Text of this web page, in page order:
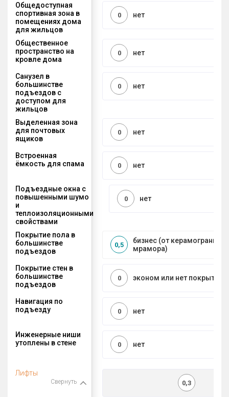
Общедоступная
спортивная зона в
помещениях дома
для жильцов
нет
0
Общественное
пространство на
кровле дома
нет
0
Санузел в
большинстве
подъездов с
доступом для
жильцов
нет
0
Выделенная зона
для почтовых
ящиков
нет
0
Встроенная
ёмкость для спама
нет
0
Подъездные окна с
повышенными шумо
и
теплоизоляционными
свойствами
нет
0
Покрытие пола в
большинстве
подъездов
бизнес (от керамогранита
мрамора)
0,5
Покрытие стен в
большинстве
подъездов
эконом или нет покрытия
0
Навигация по
подъезду
нет
0
Инженерные ниши
утоплены в стене
нет
0
Лифты
Свернуть 0,3